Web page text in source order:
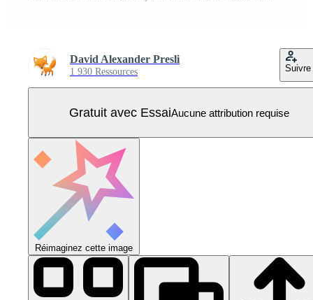
David Alexander Presli
1 930 Ressources Suivre
Gratuit avec EssaiAucune attribution requise
Réimaginez cette image